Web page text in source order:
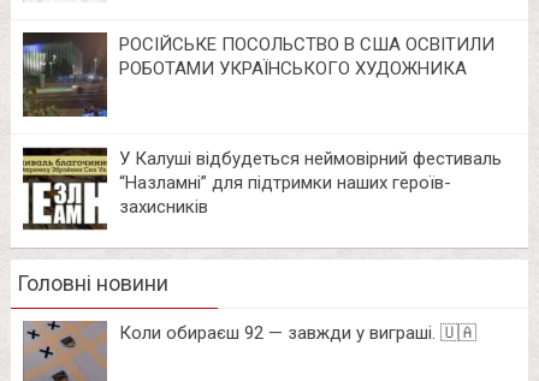
РОСІЙСЬКЕ ПОСОЛЬСТВО В США ОСВІТИЛИ
РОБОТАМИ УКРАЇНСЬКОГО ХУДОЖНИКА
У Калуші відбудеться неймовірний фестиваль
“Назламні” для підтримки наших героїв-
захисників
Головні новини
Коли обираєш 92 — завжди у виграші. 🇺🇦